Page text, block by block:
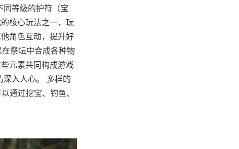
等级的护符（宝
核心玩法之一，玩
角色互动，提升好
祭坛中合成各种物
元素共同构成游戏
深入人心。 多样的
通过挖宝、钓鱼、